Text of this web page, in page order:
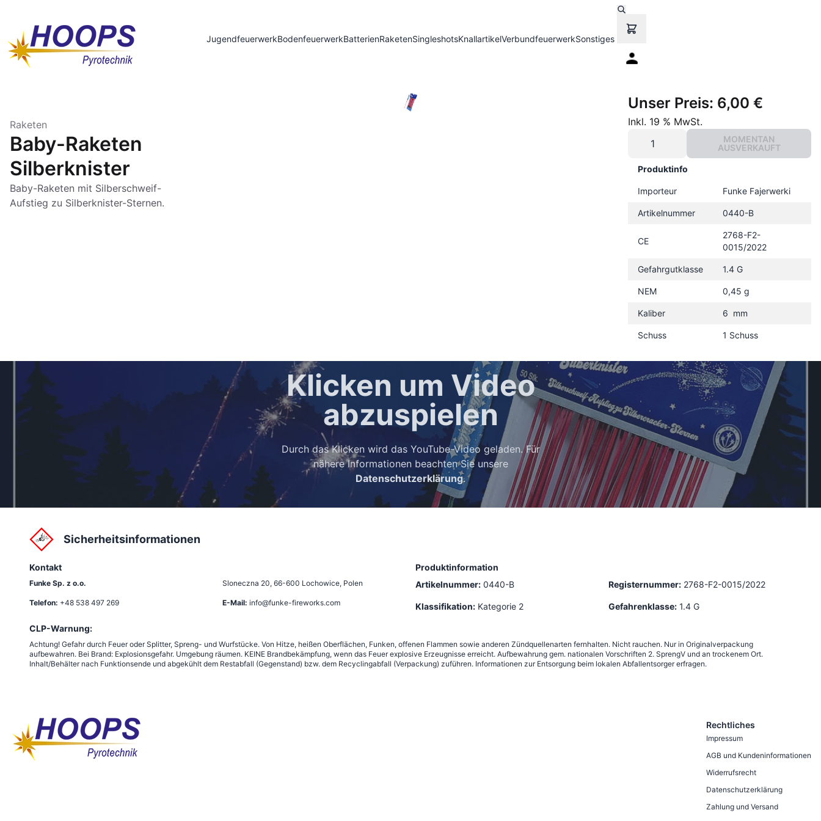
JugendfeuerwerkBodenfeuerwerkBatterienRaketenSingleshotsKnallartikelVerbundfeuerwerkSonstiges
Raketen
Baby-Raketen
Silberknister
Baby-Raketen mit Silberschweif-
Aufstieg zu Silberknister-Sternen.
Unser Preis: 6,00 €
Inkl. 19 % MwSt.
MOMENTAN
AUSVERKAUFT
Produktinfo
Importeur Funke Fajerwerki
Artikelnummer 0440-B
CE
2768-F2-
0015/2022
Gefahrgutklasse 1.4 G
NEM 0,45 g
Kaliber 6 mm
Schuss 1 Schuss
Klicken um Video
abzuspielen
Durch das Klicken wird das YouTube-Video geladen. Für
nähere Informationen beachten Sie unsere
Datenschutzerklärung.
Sicherheitsinformationen
Kontakt
Funke Sp. z o.o. Sloneczna 20, 66-600 Lochowice, Polen
Telefon: +48 538 497 269 E-Mail: info@funke-fireworks.com
Produktinformation
Artikelnummer: 0440-B Registernummer: 2768-F2-0015/2022
Klassifikation: Kategorie 2 Gefahrenklasse: 1.4 G
CLP-Warnung:
Achtung! Gefahr durch Feuer oder Splitter, Spreng- und Wurfstücke. Von Hitze, heißen Oberflächen, Funken, offenen Flammen sowie anderen Zündquellenarten fernhalten. Nicht rauchen. Nur in Originalverpackung
aufbewahren. Bei Brand: Explosionsgefahr. Umgebung räumen. KEINE Brandbekämpfung, wenn das Feuer explosive Erzeugnisse erreicht. Aufbewahrung gem. nationalen Vorschriften 2. SprengV und an trockenem Ort.
Inhalt/Behälter nach Funktionsende und abgekühlt dem Restabfall (Gegenstand) bzw. dem Recyclingabfall (Verpackung) zuführen. Informationen zur Entsorgung beim lokalen Abfallentsorger erfragen.
Rechtliches
Impressum
AGB und Kundeninformationen
Widerrufsrecht
Datenschutzerklärung
Zahlung und Versand